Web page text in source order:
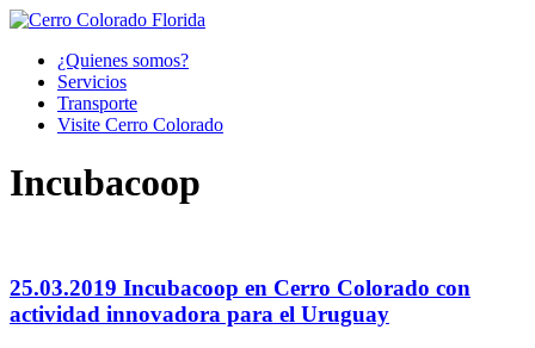
¿Quienes somos?
Servicios
Transporte
Visite Cerro Colorado
Incubacoop
25.03.2019 Incubacoop en Cerro Colorado con
actividad innovadora para el Uruguay